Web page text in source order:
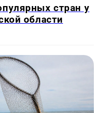
стран у
области